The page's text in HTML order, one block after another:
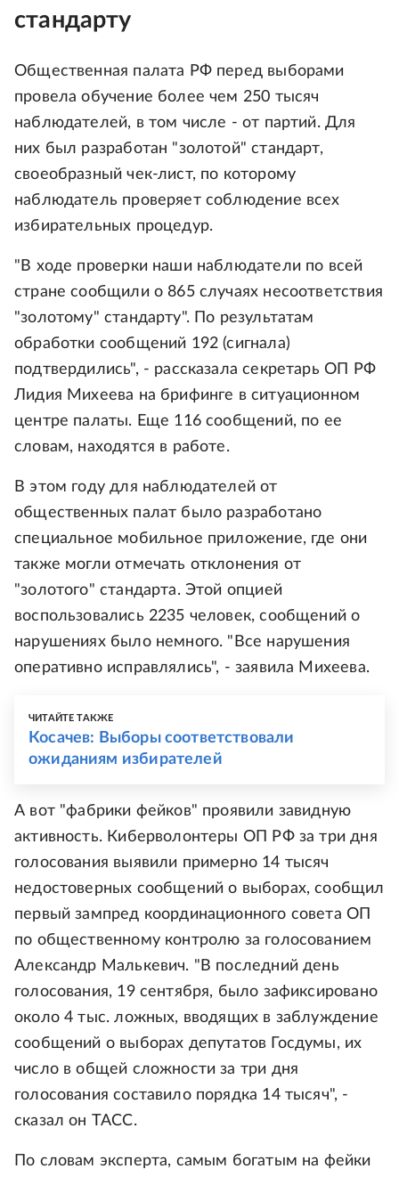
стандарту
Общественная палата РФ перед выборами
провела обучение более чем 250 тысяч
наблюдателей, в том числе - от партий. Для
них был разработан "золотой" стандарт,
своеобразный чек-лист, по которому
наблюдатель проверяет соблюдение всех
избирательных процедур.
"В ходе проверки наши наблюдатели по всей
стране сообщили о 865 случаях несоответствия
"золотому" стандарту". По результатам
обработки сообщений 192 (сигнала)
подтвердились", - рассказала секретарь ОП РФ
Лидия Михеева на брифинге в ситуационном
центре палаты. Еще 116 сообщений, по ее
словам, находятся в работе.
В этом году для наблюдателей от
общественных палат было разработано
специальное мобильное приложение, где они
также могли отмечать отклонения от
"золотого" стандарта. Этой опцией
воспользовались 2235 человек, сообщений о
нарушениях было немного. "Все нарушения
оперативно исправлялись", - заявила Михеева.
ЧИТАЙТЕ ТАКЖЕ
Косачев: Выборы соответствовали
ожиданиям избирателей
А вот "фабрики фейков" проявили завидную
активность. Киберволонтеры ОП РФ за три дня
голосования выявили примерно 14 тысяч
недостоверных сообщений о выборах, сообщил
первый зампред координационного совета ОП
по общественному контролю за голосованием
Александр Малькевич. "В последний день
голосования, 19 сентября, было зафиксировано
около 4 тыс. ложных, вводящих в заблуждение
сообщений о выборах депутатов Госдумы, их
число в общей сложности за три дня
голосования составило порядка 14 тысяч", -
сказал он ТАСС.
По словам эксперта, самым богатым на фейки